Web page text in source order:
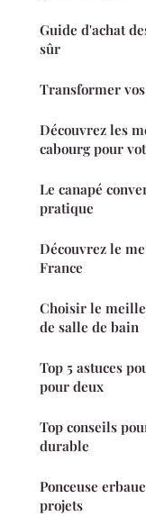
Guide d'achat
sûr
Transformer
Découvrez les
cabourg pour
Le canapé
pratique
Découvrez le
France
Choisir le
de salle de bain
Top 5 astuces
pour deux
Top conseils
durable
Ponceuse
projets